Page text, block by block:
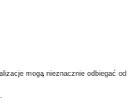
mogą nieznacznie odbiegać od